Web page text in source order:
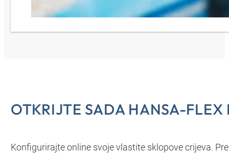
OTKRIJTE SADA HANSA-
Konfigurirajte online svoje vlastite sklopove crijeva.